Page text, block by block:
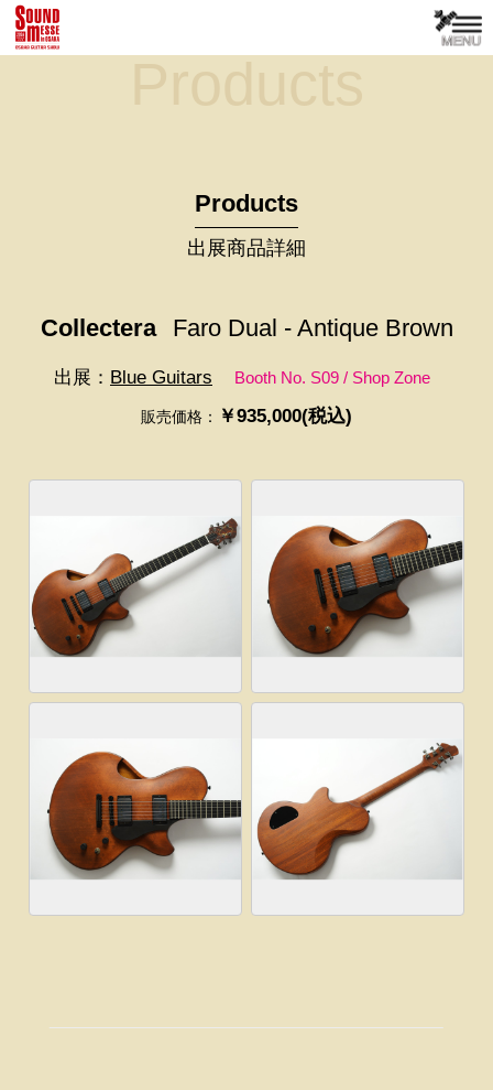
Products
Products
出展商品詳細
Collectera Faro Dual - Antique Brown
出展： Blue Guitars Booth No. S09 / Shop Zone
販売価格： ￥935,000(税込)